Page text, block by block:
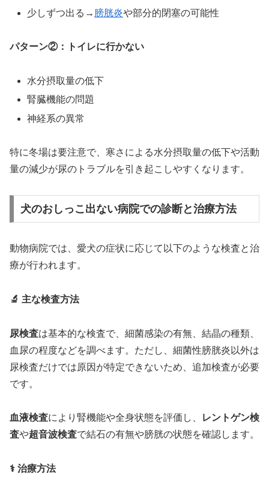
少しずつ出る→ 膀胱炎や部分的閉塞の可能性
パターン②：トイレに行かない
水分摂取量の低下
腎臓機能の問題
神経系の異常
特に冬場は要注意で、寒さによる水分摂取量の低下や活動
量の減少が尿のトラブルを引き起こしやすくなります。
犬のおしっこ出ない病院での診断と治療方法
動物病院では、愛犬の症状に応じて以下のような検査と治
療が行われます。
🔬 主な検査方法
尿検査は基本的な検査で、細菌感染の有無、結晶の種類、
血尿の程度などを調べます。ただし、細菌性膀胱炎以外は
尿検査だけでは原因が特定できないため、追加検査が必要
です。
血液検査により腎機能や全身状態を評価し、
レントゲン検
査や超音波検査で結石の有無や膀胱の状態を確認します。
⚕️ 治療方法